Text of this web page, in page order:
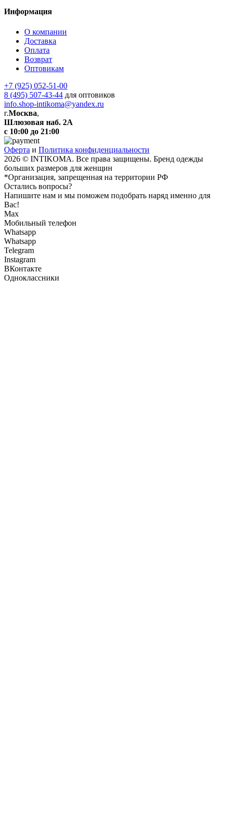
Информация
О компании
Доставка
Оплата
Возврат
Оптовикам
+7 (925) 052-51-00
8 (495) 507-43-44 для оптовиков
info.shop-intikoma@yandex.ru
г.Москва,
Шлюзовая наб. 2А
с 10:00 до 21:00
Оферта и Политика конфиденциальности
2026 © INTIKOMA. Все права защищены. Бренд одежды
больших размеров для женщин
*Организация, запрещенная на территории РФ
Остались вопросы?
Напишите нам и мы поможем подобрать наряд именно для
Вас!
Max
Мобильный телефон
Whatsapp
Whatsapp
Telegram
Instagram
ВКонтакте
Одноклассники